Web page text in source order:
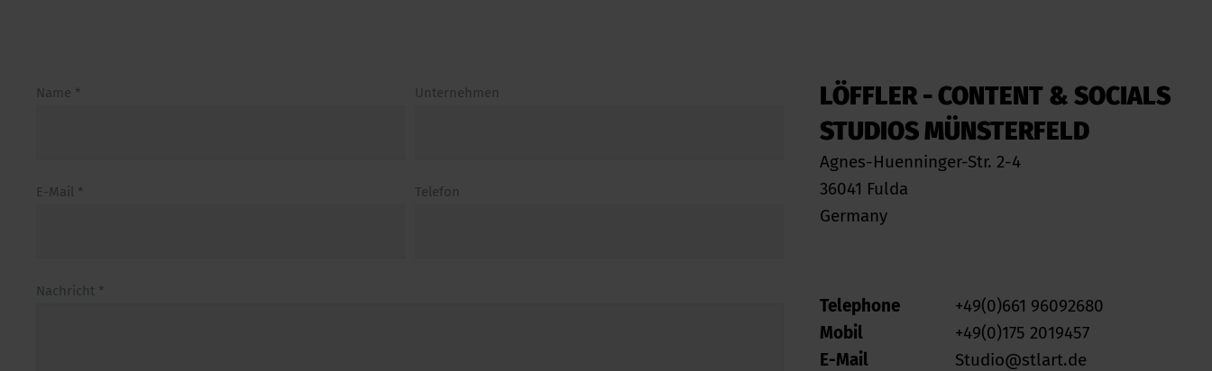
Name * Unternehmen
E-Mail * Telefon
Nachricht *
LÖFFLER - CONTENT & SOCIALS
STUDIOS MÜNSTERFELD
Agnes-Huenninger-Str. 2-4
36041 Fulda
Germany
Telephone
+49(0)661 96092680
Mobil
+49(0)175 2019457
E-Mail
Studio@stlart.de